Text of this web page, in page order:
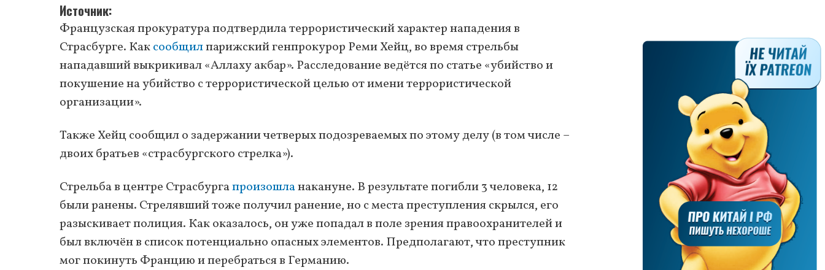
Источник
Французская прокуратура подтвердила террористический характер нападения в
Страсбурге. Каксообщилпарижский генпрокурор Реми Хейц, во время стрельбы
нападавший выкрикивал «Аллаху акбар». Расследование ведётся по статье «убийство и
покушение на убийство с террористической целью от имени террористической
организации».
Также Хейц сообщил о задержании четверых подозреваемых по этому делу (в том числе –
двоих братьев «страсбургского стрелка»).
Стрельба в центре Страсбургапроизошланакануне. В результате погибли 3 человека, 12
были ранены. Стрелявший тоже получил ранение, но с места преступления скрылся, его
разыскивает полиция. Как оказалось, он уже попадал в поле зрения правоохранителей и
был включён в список потенциально опасных элементов. Предполагают, что преступник
мог покинуть Францию и перебраться в Германию.